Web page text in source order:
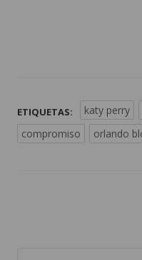
ETIQUETAS: katy perry
compromiso
orlando